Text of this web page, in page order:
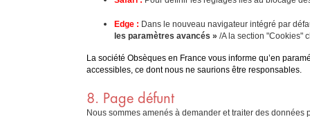
Edge : Dans le nouveau navigateur intégré par
les paramètres avancés » /A la section "Cookies"
La société Obsèques en France vous informe qu’en
accessibles, ce dont nous ne saurions être responsables.
8. Page défunt
Nous sommes amenés à demander et traiter des